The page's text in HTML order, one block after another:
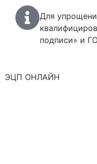
Для
подписи» и
ЭЦП ОНЛАЙН